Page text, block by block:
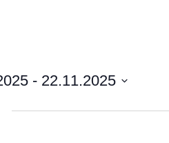
- 22.11.2025